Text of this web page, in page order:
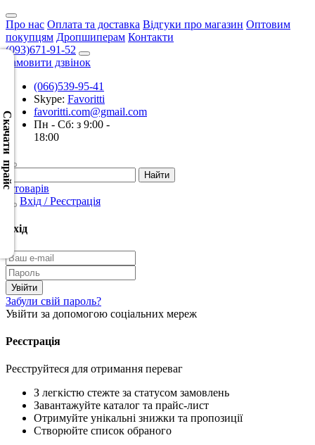
Про нас Оплата та доставка Відгуки про магазин Оптовим
покупцям Дропшиперам Контакти
(093)671-91-52
Замовити дзвінок
(066)539-95-41
Skype: Favoritti
favoritti.com@gmail.com
Пн - Сб: з 9:00 -
18:00
0 товарів
Вхід / Реєстрація
Вхід
Забули свій пароль?
Увійти за допомогою соціальних мереж
Реєстрація
Реєструйтеся для отримання переваг
З легкістю стежте за статусом замовлень
Завантажуйте каталог та прайс-лист
Отримуйте унікальні знижки та пропозиції
Створюйте список обраного
Скачати прайс
Скачать
XML
(Розн.)
Скачать
XML
(Опт)
CSV
Скачать
CSV
(Опт)
XLS
EXCEL
(Розн.)
XLS